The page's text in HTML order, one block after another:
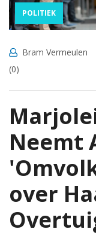
POLITIEK
Bram Vermeulen
(0)
Neemt
over